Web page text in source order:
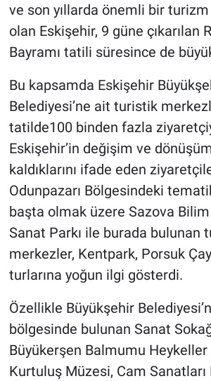
ve son yıllarda önemli bir
olan Eskişehir, 9 güne çıkarılan
Bayramı tatili süresince de
Bu kapsamda Eskişehir
Belediyesi’ne ait turistik
tatilde100 binden fazla
Eskişehir’in değişim ve
kaldıklarını ifade eden
Odunpazarı Bölgesindeki
başta olmak üzere Sazova
Sanat Parkı ile burada bulunan
merkezler, Kentpark, Porsuk
turlarına yoğun ilgi gösterdi.
Özellikle Büyükşehir
bölgesinde bulunan Sanat
Büyükerşen Balmumu Heykeller
Kurtuluş Müzesi, Cam Sanatları